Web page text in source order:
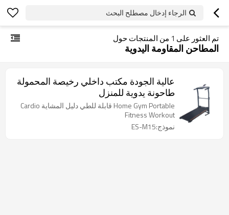
الرجاء إدخال مصطلح البحث
تم العثور على 1 من المنتجات حول
المطاحن المقاومة اليدوية
عالية الجودة مكتب داخلي رخيصة المحمولة
طاحونة يدوية للمنزل
Home Gym Portable قابلة للطي دليل المشاية Cardio
Fitness Workout
نموذج:ES-M15